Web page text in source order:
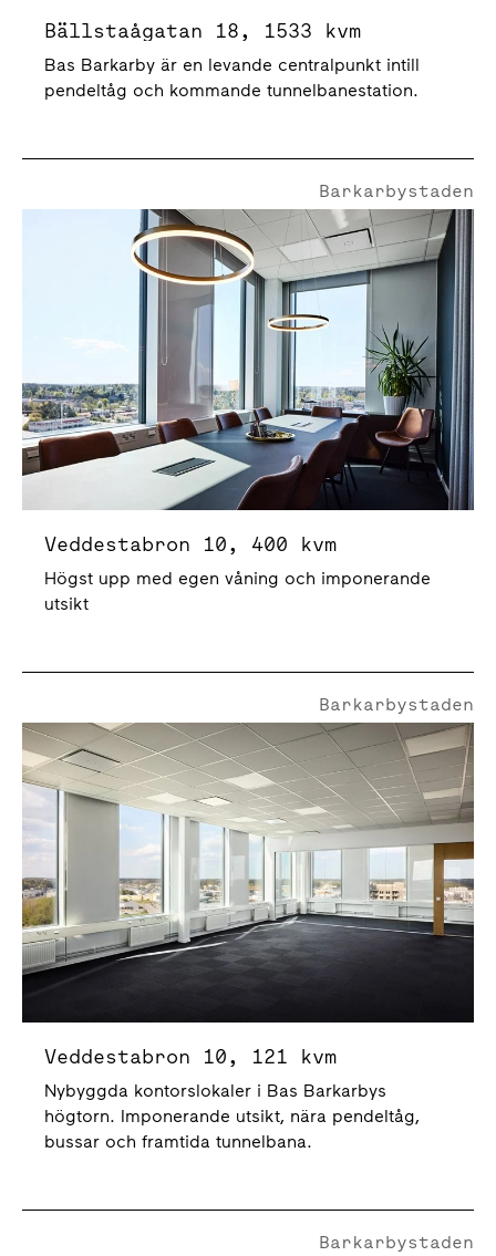
Bällstaågatan 18, 1533 kvm
Bas Barkarby är en levande centralpunkt intill
pendeltåg och kommande tunnelbanestation.
Veddestabron 10
Barkarbystaden
Veddestabron 10, 400 kvm
Högst upp med egen våning och imponerande
utsikt
Veddestabron 10
Barkarbystaden
Veddestabron 10, 121 kvm
Nybyggda kontorslokaler i Bas Barkarbys
högtorn. Imponerande utsikt, nära pendeltåg,
bussar och framtida tunnelbana.
Barkarbystaden